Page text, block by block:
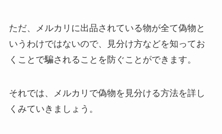
ただ、メルカリに出品されている物が全て偽物と
いうわけではないので、見分け方などを知ってお
くことで騙されることを防ぐことができます。
それでは、メルカリで偽物を見分ける方法を詳し
くみていきましょう。